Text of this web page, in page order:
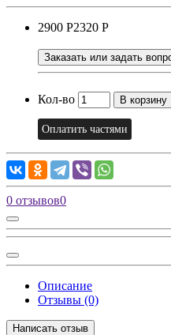
2900 Р2320 Р
Заказать или задать
Кол-во В корзину
Оплатить частями
0 отзывов0
Описание
Отзывы (0)
Написать отзыв